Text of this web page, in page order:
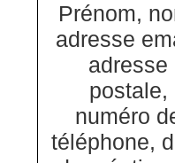
Prénom,
adresse
adresse
postale,
numéro
téléphone,